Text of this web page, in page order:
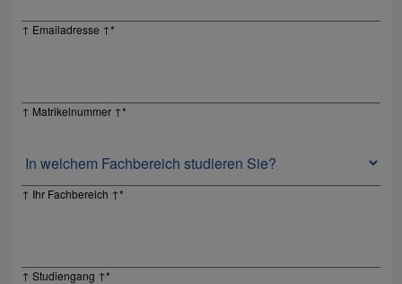
↑ Emailadresse ↑*
↑ Matrikelnummer ↑*
↑ Ihr Fachbereich ↑*
↑ Studiengang ↑*